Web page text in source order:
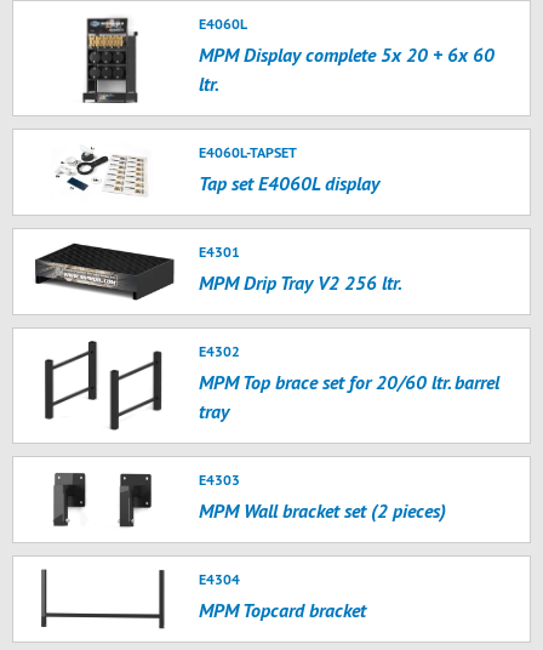
E4060L
MPM Display complete 5x 20 + 6x 60
ltr.
E4060L-TAPSET
Tap set E4060L display
E4301
MPM Drip Tray V2 256 ltr.
E4302
MPM Top brace set for 20/60 ltr. barrel
tray
E4303
MPM Wall bracket set (2 pieces)
E4304
MPM Topcard bracket